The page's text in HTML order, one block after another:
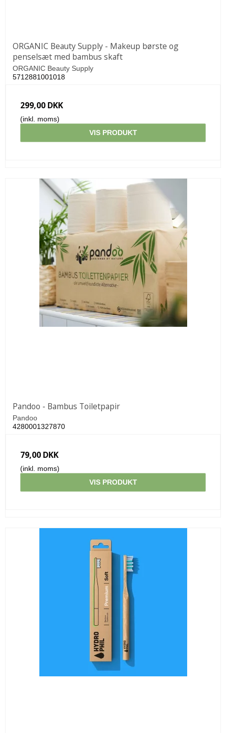
ORGANIC Beauty Supply - Makeup børste og
penselsæt med bambus skaft
ORGANIC Beauty Supply
5712881001018
299,00 DKK
(inkl. moms)
VIS PRODUKT
Pandoo - Bambus Toiletpapir
Pandoo
4280001327870
79,00 DKK
(inkl. moms)
VIS PRODUKT